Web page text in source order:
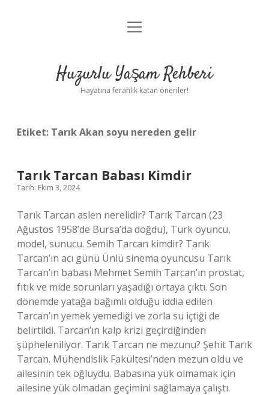
Anasayfa
Yasal Uyarı
menüyü
Huzurlu Yaşam Rehberi
Hayatına ferahlık katan öneriler!
Etiket: Tarık Akan soyu nereden gelir
Tarık Tarcan Babası Kimdir
Tarih: Ekim 3, 2024
Tarık Tarcan aslen nerelidir? Tarık Tarcan (23
Ağustos 1958’de Bursa’da doğdu), Türk oyuncu,
model, sunucu. Semih Tarcan kimdir? Tarık
Tarcan’ın acı günü Ünlü sinema oyuncusu Tarık
Tarcan’ın babası Mehmet Semih Tarcan’ın prostat,
fıtık ve mide sorunları yaşadığı ortaya çıktı. Son
dönemde yatağa bağımlı olduğu iddia edilen
Tarcan’ın yemek yemediği ve zorla su içtiği de
belirtildi. Tarcan’ın kalp krizi geçirdiğinden
şüpheleniliyor. Tarık Tarcan ne mezunu? Şehit Tarık
Tarcan. Mühendislik Fakültesi’nden mezun oldu ve
ailesinin tek oğluydu. Babasına yük olmamak için
ailesine yük olmadan geçimini sağlamaya çalıştı.